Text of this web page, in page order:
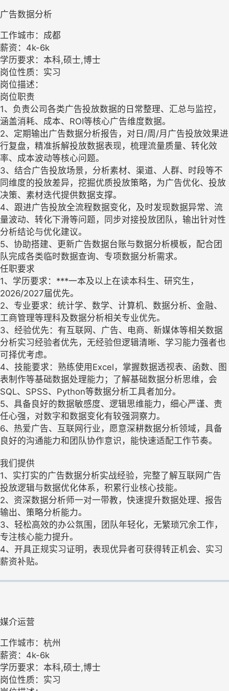
广告数据分析
工作城市：成都
薪资：4k-6k
学历要求：本科,硕士,博士
岗位性质：实习
岗位描述：
岗位职责
1、负责公司各类广告投放数据的日常整理、汇总与监控，
涵盖消耗、成本、ROI等核心广告维度数据。
2、定期输出广告数据分析报告，对日/周/月广告投放效果进
行复盘，精准拆解投放数据表现，梳理流量质量、转化效
率、成本波动等核心问题。
3、结合广告投放场景，分析素材、渠道、人群、时段等不
同维度的投放差异，挖掘优质投放策略，为广告优化、投放
决策、素材迭代提供数据支撑。
4、跟进广告投放全流程数据变化，及时发现数据异常、流
量波动、转化下滑等问题，同步对接投放团队，输出针对性
分析结论与优化建议。
5、协助搭建、更新广告数据台账与数据分析模板，配合团
队完成各类临时数据查询、专项数据分析需求。
任职要求
1、学历要求：***一本及以上在读本科生、研究生，
2026/2027届优先。
2、专业要求：统计学、数学、计算机、数据分析、金融、
工商管理等理科及数据分析相关专业优先。
3、经验优先：有互联网、广告、电商、新媒体等相关数据
分析实习经验者优先，无经验但逻辑清晰、学习能力强者也
可择优考虑。
4、技能要求：熟练使用Excel，掌握数据透视表、函数、图
表制作等基础数据处理能力；了解基础数据分析思维，会
SQL、SPSS、Python等数据分析工具者加分。
5、具备良好的数据敏感度、逻辑思维能力，细心严谨、责
任心强，对数字和数据变化有较强洞察力。
6、热爱广告、互联网行业，愿意深耕数据分析领域，具备
良好的沟通能力和团队协作意识，能快速适配工作节奏。
我们提供
1、实打实的广告数据分析实战经验，完整了解互联网广告
投放逻辑与数据优化体系，积累行业核心技能。
2、资深数据分析师一对一带教，快速提升数据处理、报告
输出、策略分析能力。
3、轻松高效的办公氛围，团队年轻化，无繁琐冗余工作，
专注核心能力提升。
4、开具正规实习证明，表现优异者可获得转正机会、实习
薪资补贴。
媒介运营
工作城市：杭州
薪资：4k-6k
学历要求：本科,硕士,博士
岗位性质：实习